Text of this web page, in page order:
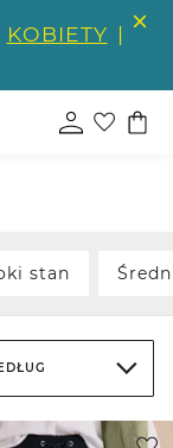
KOBIETY |
stan